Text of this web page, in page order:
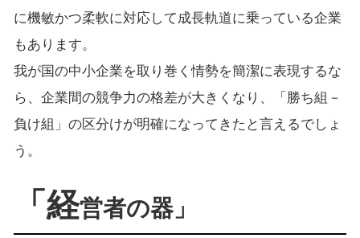
に機敏かつ柔軟に対応して成長軌道に乗っている企業
もあります。
我が国の中小企業を取り巻く情勢を簡潔に表現するな
ら、企業間の競争力の格差が大きくなり、「勝ち組－
負け組」の区分けが明確になってきたと言えるでしょ
う。
「経営者の器」